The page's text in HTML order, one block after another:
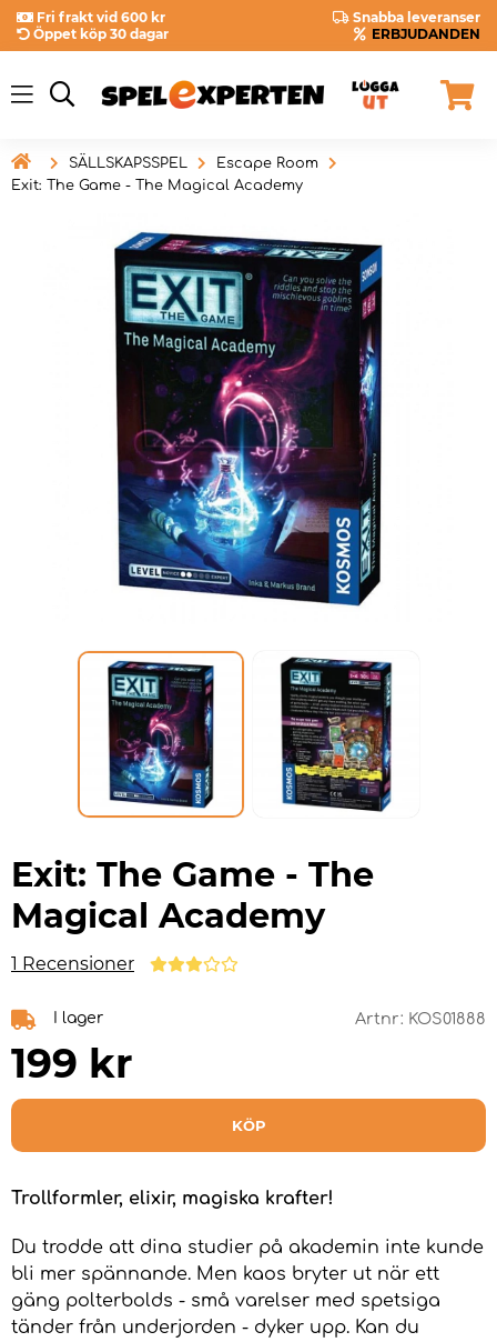
Fri frakt vid 600 kr
Snabba leveranser
Öppet köp 30 dagar
ERBJUDANDEN
 SÄLLSKAPSSPEL
Escape Room
Exit: The Game - The Magical Academy
Exit: The Game - The
Magical Academy
1 Recensioner
I lager Artnr: KOS01888
199 kr
KÖP
Trollformler, elixir, magiska krafter!
Du trodde att dina studier på akademin inte kunde
bli mer spännande. Men kaos bryter ut när ett
gäng polterbolds - små varelser med spetsiga
tänder från underjorden - dyker upp. Kan du